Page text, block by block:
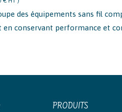
des équipements sans fil
conservant performance et
PRODUITS